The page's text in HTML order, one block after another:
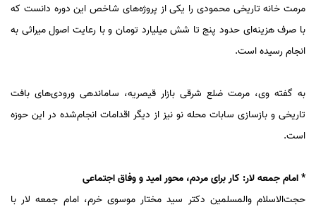
مرمت خانه تاریخی محمودی را یکی از پروژه‌های شاخص این دوره دانست که
با صرف هزینه‌ای حدود پنج تا شش میلیارد تومان و با رعایت اصول میراثی به
انجام رسیده است.
به گفته وی، مرمت ضلع شرقی بازار قیصریه، ساماندهی ورودی‌های بافت
تاریخی و بازسازی سابات محله نو نیز از دیگر اقدامات انجام‌شده در این حوزه
است.
* امام جمعه لار: کار برای مردم، محور امید و وفاق اجتماعی
حجت‌الاسلام والمسلمین دکتر سید مختار موسوی خرم، امام جمعه لار با